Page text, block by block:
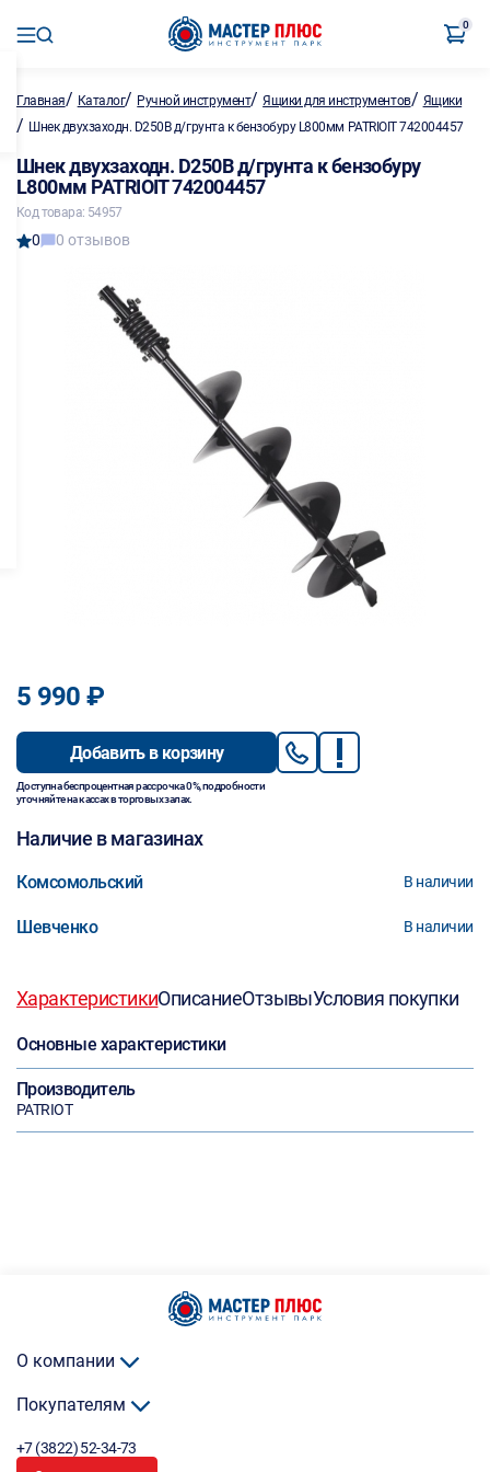
0
Главная/ Каталог/ Ручной инструмент/Ящики для инструментов/ Ящики
/ Шнек двухзаходн. D250B д/грунта к бензобуру L800мм PATRIOIT 742004457
Шнек двухзаходн. D250B д/грунта к бензобуру
L800мм PATRIOIT 742004457
Код товара: 54957
0 0 отзывов
5 990 ₽
Добавить в корзину
Доступна беспроцентная рассрочка 0%, подробности
уточняйте на кассах в торговых залах.
Наличие в магазинах
Комсомольский В наличии
Шевченко В наличии
ХарактеристикиОписаниеОтзывыУсловия покупки
Основные характеристики
Производитель
PATRIOT
О компании
Покупателям
+7 (3822) 52-34-73